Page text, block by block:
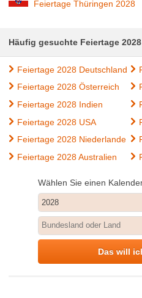
Feiertage Thüringen 2028
Häufig gesuchte Feiertage
Feiertage 2028 Deutschland
Feiertage 2028 Österreich
Feiertage 2028 Indien
Feiertage 2028 USA
Feiertage 2028 Niederlande
Feiertage 2028 Australien
Wählen Sie einen
Das will